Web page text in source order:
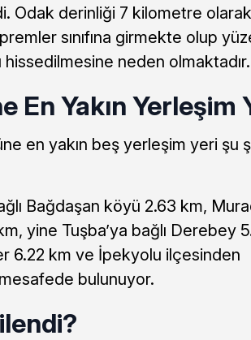
Odak derinliği 7 kilometre
sınıfına girmekte olup
hissedilmesine neden olmaktadır.
En Yakın Yerleşim
en yakın beş yerleşim yeri şu
Bağdaşan köyü 2.63 km,
yine Tuşba’ya bağlı Derebey
6.22 km ve İpekyolu ilçesinden
bulunuyor.